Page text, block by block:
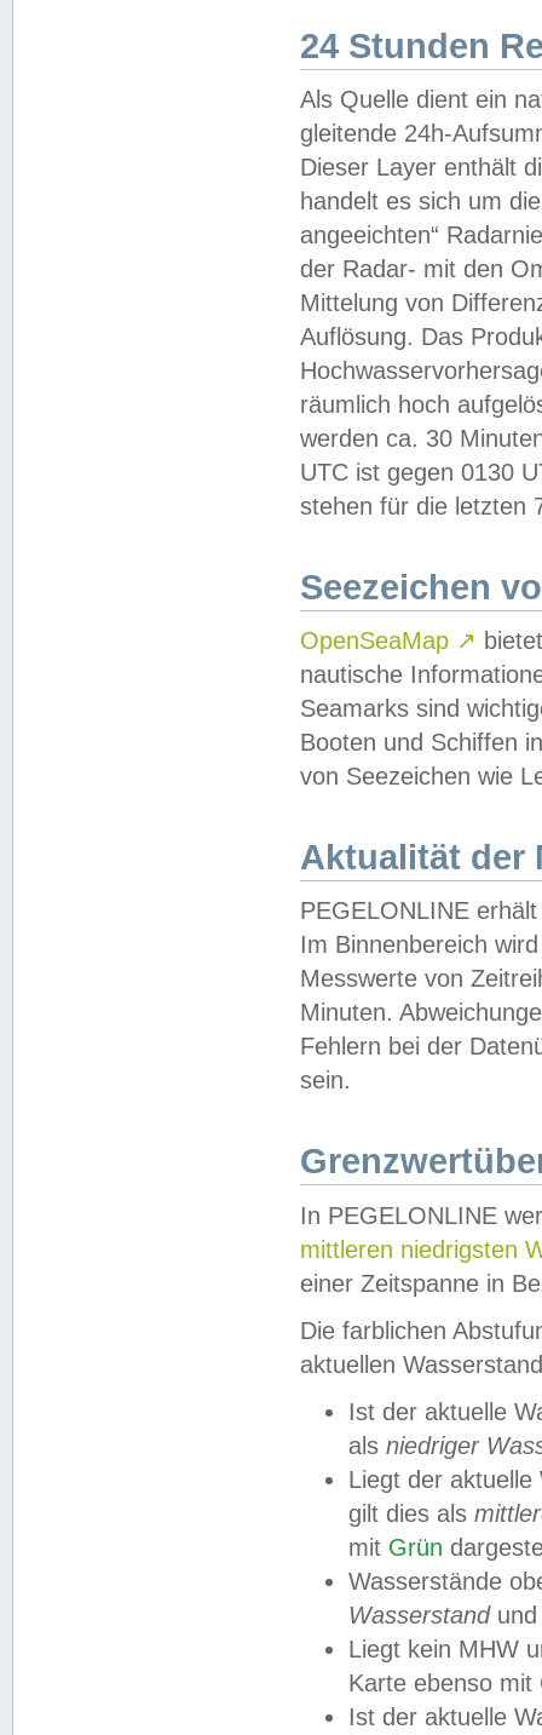
24 Stunden
Als Quelle dient ein
gleitende 24h-
Dieser Layer enthält
handelt es sich um
angeeichten“
der Radar- mit den
Mittelung von
Auflösung. Das
räumlich hoch
werden ca. 30
UTC ist gegen 0130
stehen für die letzten
Seezeichen
OpenSeaMap ↗
nautische
Seamarks sind
Booten und Schiffen
von Seezeichen wie
Aktualität der
PEGELONLINE
Im Binnenbereich
Messwerte von
Minuten.
Fehlern bei der
sein.
In PEGELONLINE
mittleren niedrigsten
einer Zeitspanne in
Die farblichen
aktuellen
Ist der aktuelle
als niedriger
Liegt der
gilt dies als
mit Grün
Wasserstände
Wasserstandund
Liegt kein MHW
Karte ebenso mit
Ist der aktuelle